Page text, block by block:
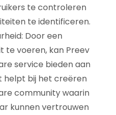
te controleren
te identificeren.
Door een
te voeren, kan Preev
service bieden aan
helpt bij het creëren
community waarin
kunnen vertrouwen